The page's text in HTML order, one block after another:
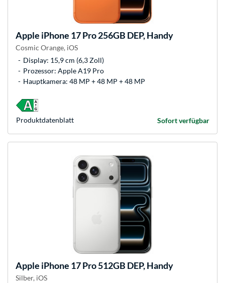
Apple iPhone 17 Pro 256GB DEP, Handy
Cosmic Orange, iOS
Display: 15,9 cm (6,3 Zoll)
Prozessor: Apple A19 Pro
Hauptkamera: 48 MP + 48 MP + 48 MP
Sofort verfügbar
Produkt­datenblatt
Apple iPhone 17 Pro 512GB DEP, Handy
Silber, iOS